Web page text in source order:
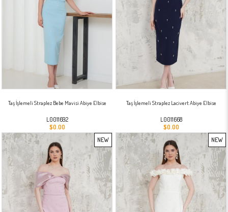
Taş İşlemeli Straplez Bebe Mavisi Abiye Elbise
L0011692
$0.00
Taş İşlemeli Straplez Lacivert Abiye Elbise
L0011668
$0.00
NEW
ITEM
NEW
ITEM